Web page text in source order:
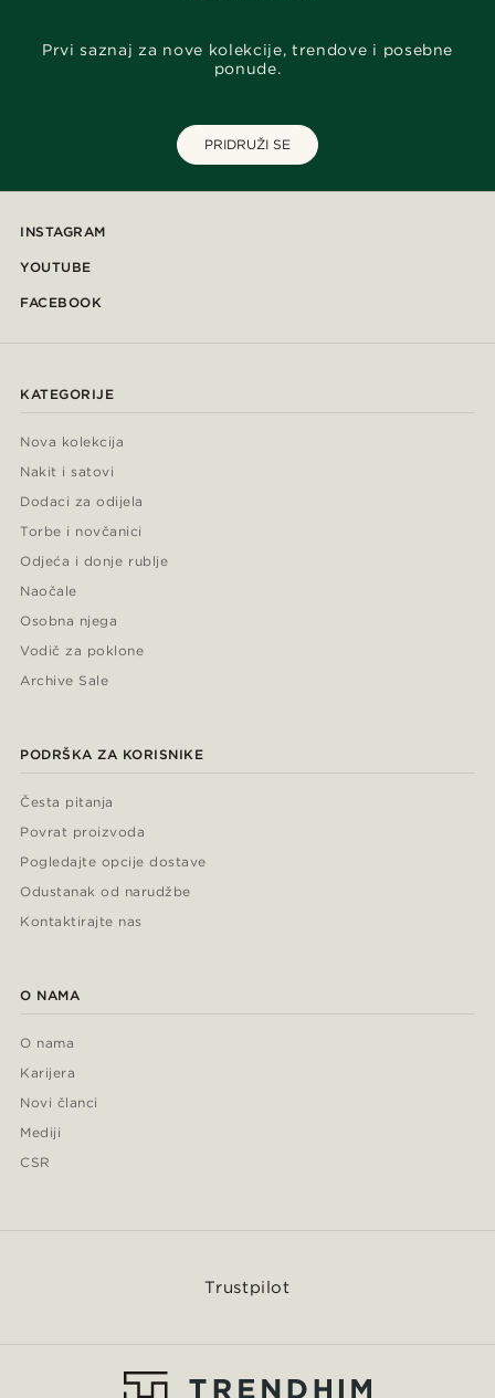
Prvi saznaj za nove kolekcije, trendove i posebne
ponude.
PRIDRUŽI SE
INSTAGRAM
YOUTUBE
FACEBOOK
KATEGORIJE
Nova kolekcija
Nakit i satovi
Dodaci za odijela
Torbe i novčanici
Odjeća i donje rublje
Naočale
Osobna njega
Vodič za poklone
Archive Sale
PODRŠKA ZA KORISNIKE
Česta pitanja
Povrat proizvoda
Pogledajte opcije dostave
Odustanak od narudžbe
Kontaktirajte nas
O NAMA
O nama
Karijera
Novi članci
Mediji
CSR
Trustpilot